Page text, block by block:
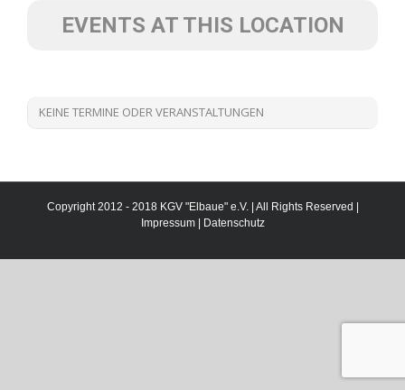
EVENTS AT THIS LOCATION
KEINE TERMINE ODER VERANSTALTUNGEN
Copyright 2012 - 2018 KGV "Elbaue" e.V. | All Rights Reserved |
Impressum| Datenschutz